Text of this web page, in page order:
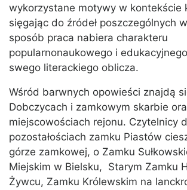
wykorzystane motywy w kontekście
sięgając do źródeł poszczególnych
sposób praca nabiera charakteru
popularnonaukowego i
swego literackiego oblicza.
Wśród barwnych opowieści znajdą
Dobczycach i zamkowym skarbie
miejscowościach rejonu. Czytelnicy
pozostałościach zamku Piastów
górze zamkowej, o Zamku
Miejskim w Bielsku, Starym Zamku
Żywcu, Zamku Królewskim na